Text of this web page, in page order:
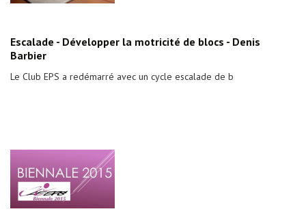
Escalade - Développer la motricité de blocs - Denis
Barbier
Le Club EPS a redémarré avec un cycle escalade de b